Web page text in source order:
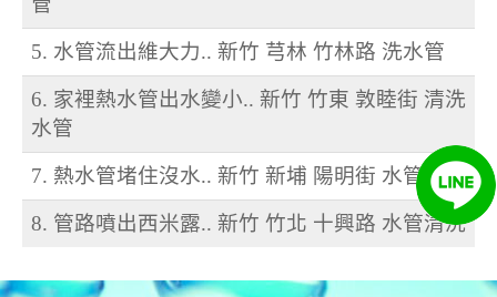
5. 水管流出維大力.. 新竹 芎林 竹林路 洗水管
6. 家裡熱水管出水變小.. 新竹 竹東 敦睦街 清洗
水管
7. 熱水管堵住沒水.. 新竹 新埔 陽明街 水管清洗
8. 管路噴出西米露.. 新竹 竹北 十興路 水管清洗